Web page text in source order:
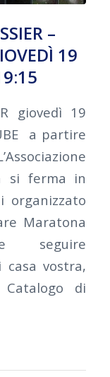
–
19
giovedì 19
a partire
si ferma in
organizzato
Maratona
seguire
casa vostra,
di